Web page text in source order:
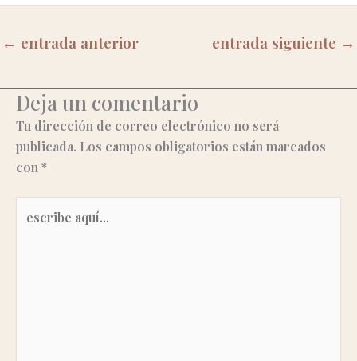
← entrada anterior entrada siguiente →
Deja un comentario
Tu dirección de correo electrónico no será
publicada. Los campos obligatorios están marcados
con*
aquí...